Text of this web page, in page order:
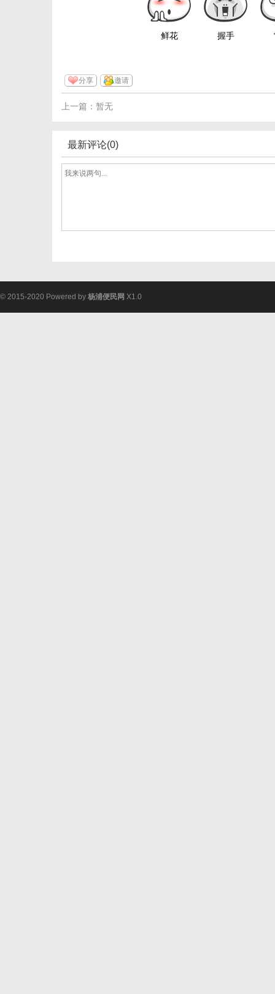
鲜花 握手
分享 邀请
上一篇：暂无
最新评论(0)
© 2015-2020 Powered by 杨浦便民网 X1.0